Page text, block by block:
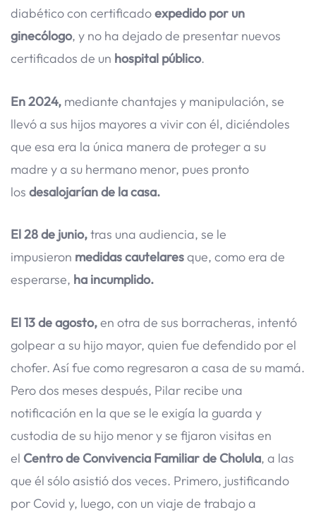
diabético con certificadoexpedido por un
ginecólogo, y no ha dejado de presentar nuevos
certificados de un hospital público.
En 2024, mediante chantajes y manipulación, se
llevó a sus hijos mayores a vivir con él, diciéndoles
que esa era la única manera de proteger a su
madre y a su hermano menor, pues pronto
los desalojarían de la casa.
El 28 de junio,tras una audiencia, se le
impusieron medidas cautelaresque, como era de
esperarse, ha incumplido.
El 13 de agosto,en otra de sus borracheras, intentó
golpear a su hijo mayor, quien fue defendido por el
chofer. Así fue como regresaron a casa de su mamá.
Pero dos meses después, Pilar recibe una
notificación en la que se le exigía la guarda y
custodia de su hijo menor y se fijaron visitas en
el Centro de Convivencia Familiar de Cholula, a las
que él sólo asistió dos veces. Primero, justificando
por Covid y, luego, con un viaje de trabajo a